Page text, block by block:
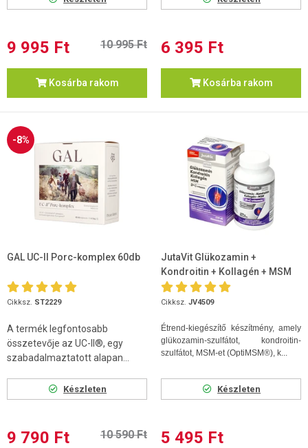
9 995 Ft 10 995 Ft
Kosárba rakom
6 395 Ft
Kosárba rakom
-8%
GAL UC-II Porc-komplex 60db
Cikksz. ST2229
A termék legfontosabb
összetevője az UC-II®, egy
szabadalmaztatott alapan...
Készleten
9 790 Ft 10 590 Ft
JutaVit Glükozamin +
Kondroitin + Kollagén + MSM
D+C vitamin 120db tabletta
Cikksz. JV4509
Étrend-kiegészítő készítmény, amely
glükozamin-szulfátot, kondroitin-
szulfátot, MSM-et (OptiMSM®), k...
Készleten
5 495 Ft